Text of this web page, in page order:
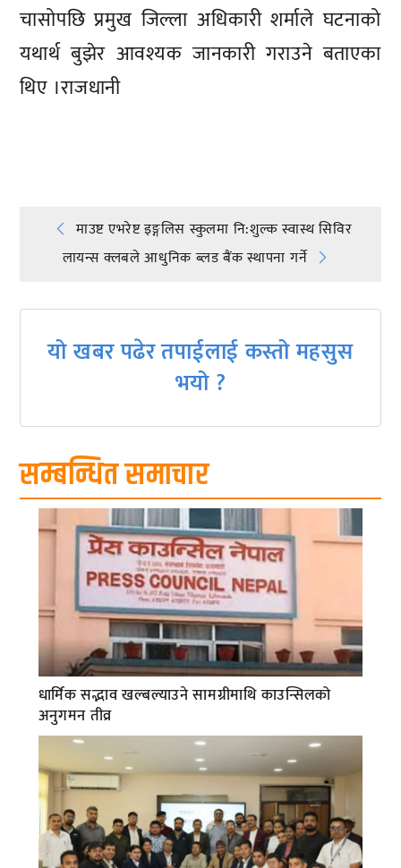
चासोपछि प्रमुख जिल्ला अधिकारी शर्माले घटनाको
यथार्थ बुझेर आवश्यक जानकारी गराउने बताएका
थिए ।राजधानी
Post
navigation
माउष्ट एभरेष्ट इङ्गलिस स्कुलमा नि:शुल्क स्वास्थ सिविर
लायन्स क्लबले आधुनिक ब्लड बैंक स्थापना गर्ने
यो खबर पढेर तपाईलाई कस्तो महसुस
भयो ?
सम्बन्धित समाचार
धार्मिक सद्भाव खल्बल्याउने सामग्रीमाथि काउन्सिलको
अनुगमन तीव्र